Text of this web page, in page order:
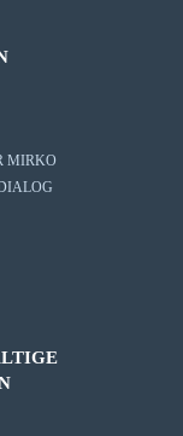
MIRKO